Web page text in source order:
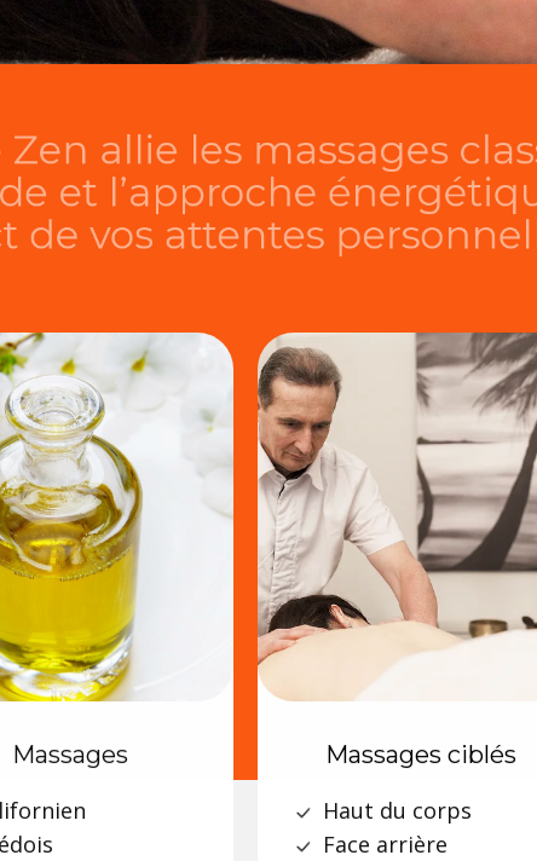
allie les
l’approche
vos attentes
Massages
Massages ciblés
Haut du corps
Face arrière